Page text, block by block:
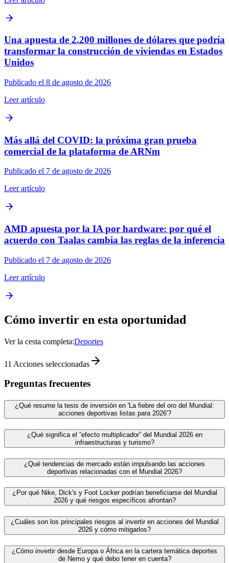
Una apuesta de 2.200 millones de dólares que podría
transformar la construcción de viviendas en Estados
Unidos
Publicado el 8 de agosto de 2026
Leer artículo
Más allá del COVID: la próxima gran prueba
comercial de la plataforma de ARNm
Publicado el 7 de agosto de 2026
Leer artículo
AMD apuesta por la IA por hardware: por qué el
acuerdo con Taalas cambia las reglas de la inferencia
Publicado el 7 de agosto de 2026
Leer artículo
Cómo invertir en esta oportunidad
Ver la cesta completa:Deportes
11 Acciones seleccionadas
Preguntas frecuentes
¿Qué resume la tesis de inversión en 'La fiebre del oro del Mundial:
acciones deportivas listas para 2026'?
¿Qué significa el “efecto multiplicador” del Mundial 2026 en
infraestructuras y turismo?
¿Qué tendencias de mercado están impulsando las acciones
deportivas relacionadas con el Mundial 2026?
¿Por qué Nike, Dick's y Foot Locker podrían beneficiarse del Mundial
2026 y qué riesgos específicos afrontan?
¿Cuáles son los principales riesgos al invertir en acciones del Mundial
2026 y cómo mitigarlos?
¿Cómo invertir desde Europa o África en la cartera temática deportes
de Nemo y qué debo tener en cuenta?